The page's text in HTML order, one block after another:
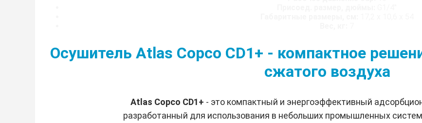
Осушитель Atlas Copco CD1+ - компактное
сжатого воздуха
Atlas Copco CD1+ - это компактный и энергоэффективный
разработанный для использования в небольших промышленных